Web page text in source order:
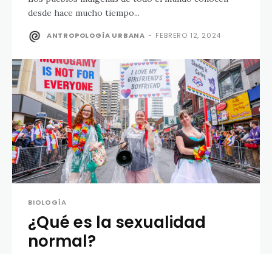
desde hace mucho tiempo...
ANTROPOLOGÍA URBANA - FEBRERO 12, 2024
BIOLOGÍA
¿Qué es la sexualidad
normal?